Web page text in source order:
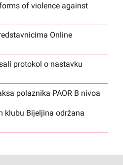
of violence against
Online
protokol o nastavku
polaznika PAOR B nivoa
klubu Bijeljina održana